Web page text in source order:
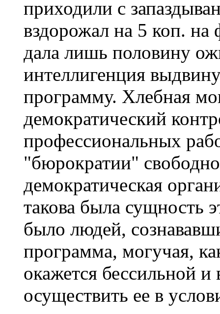
приходили с
вздорожал на 5 коп. на
дала лишь половину
интеллигенция
программу. Хлебная
демократический
профессиональных
"бюрократии"
демократическая
такова была сущность
было людей,
программа, могучая,
окажется бессильной
осуществить ее в